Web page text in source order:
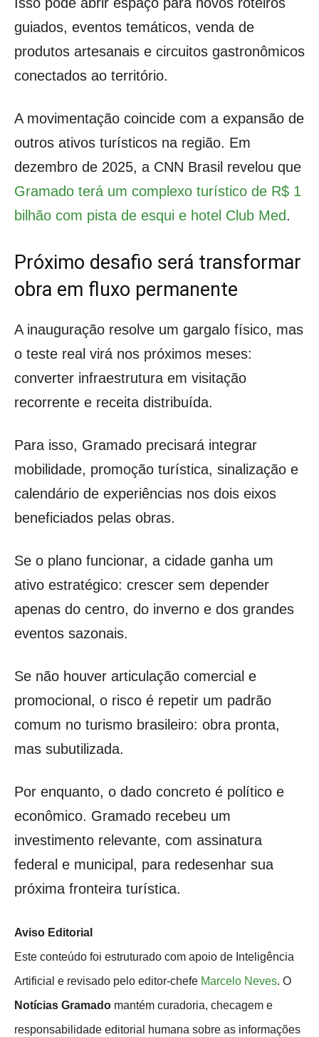
guiados, eventos temáticos, venda de
produtos artesanais e circuitos gastronômicos
conectados ao território.
A movimentação coincide com a expansão de
outros ativos turísticos na região. Em
dezembro de 2025, a CNN Brasil revelou que
Gramado terá um complexo turístico de R$ 1
bilhão com pista de esqui e hotel Club Med.
Próximo desafio será transformar
obra em fluxo permanente
A inauguração resolve um gargalo físico, mas
o teste real virá nos próximos meses:
converter infraestrutura em visitação
recorrente e receita distribuída.
Para isso, Gramado precisará integrar
mobilidade, promoção turística, sinalização e
calendário de experiências nos dois eixos
beneficiados pelas obras.
Se o plano funcionar, a cidade ganha um
ativo estratégico: crescer sem depender
apenas do centro, do inverno e dos grandes
eventos sazonais.
Se não houver articulação comercial e
promocional, o risco é repetir um padrão
comum no turismo brasileiro: obra pronta,
mas subutilizada.
Por enquanto, o dado concreto é político e
econômico. Gramado recebeu um
investimento relevante, com assinatura
federal e municipal, para redesenhar sua
próxima fronteira turística.
Aviso Editorial
Este conteúdo foi estruturado com apoio de Inteligência
Artificial e revisado pelo editor-chefe Marcelo Neves. O
Notícias Gramado mantém curadoria, checagem e
responsabilidade editorial humana sobre as informações